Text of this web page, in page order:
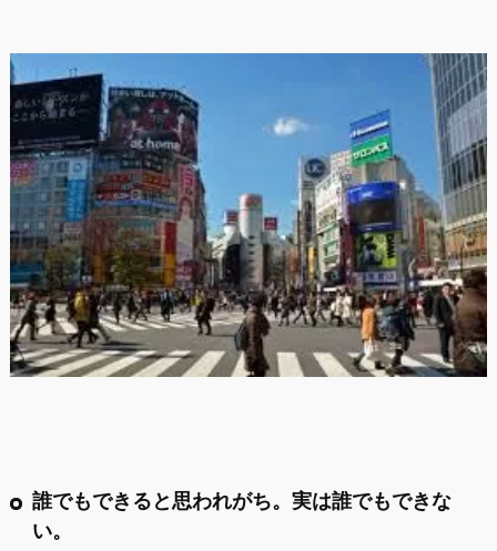
誰でもできると思われがち。実は誰でもできな
い。